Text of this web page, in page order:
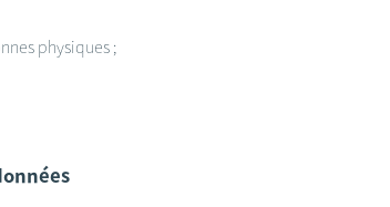
physiques ;